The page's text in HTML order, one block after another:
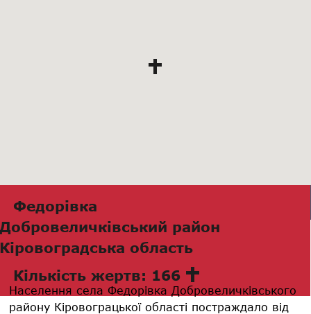
Федорівка
Добровеличківський район
Кіровоградська область
Кількість жертв: 166
Населення села Федорівка Добровеличківського
району Кіровограцької області постраждало від